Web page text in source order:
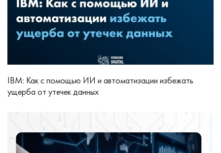
IBM: Как с помощью ИИ и автоматизации избежать
ущерба от утечек данных